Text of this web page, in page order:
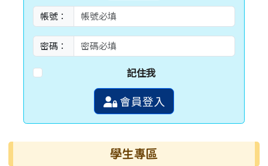
帳號：
密碼：
記住我
會員登入
學生專區